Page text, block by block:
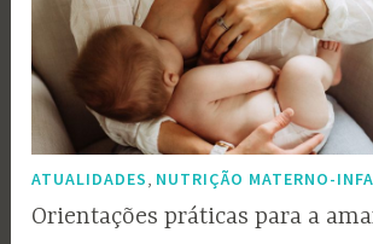
ATUALIDADES NUTRIÇÃO MATERNO-
Orientações práticas para a